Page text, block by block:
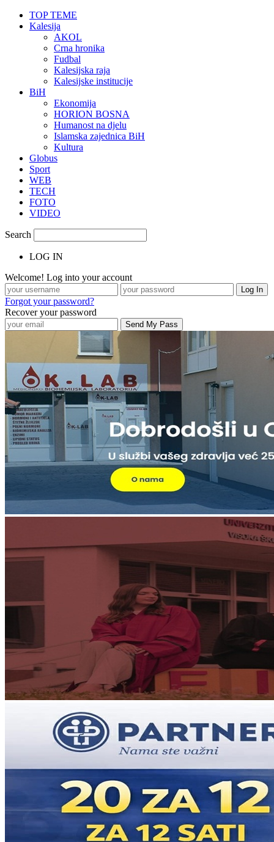
TOP TEME
Kalesija
AKOL
Crna hronika
Fudbal
Kalesijska raja
Kalesijske institucije
BiH
Ekonomija
HORION BOSNA
Humanost na djelu
Islamska zajednica BiH
Kultura
Globus
Sport
WEB
TECH
FOTO
VIDEO
Search
LOG IN
Welcome! Log into your account
Forgot your password?
Recover your password